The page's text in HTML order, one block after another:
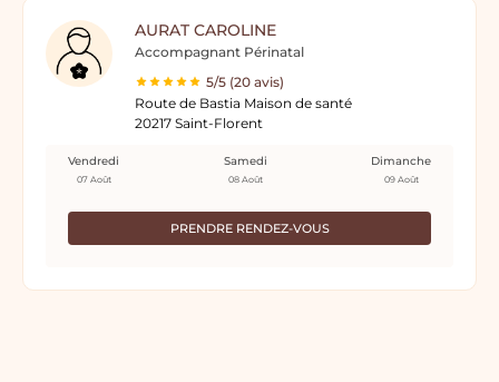
AURAT CAROLINE
Accompagnant Périnatal
5/5 (20 avis)
Route de Bastia Maison de santé
20217 Saint-Florent
PRENDRE RENDEZ-VOUS
Vendredi
07 Août
Samedi
08 Août
Dimanche
09 Août